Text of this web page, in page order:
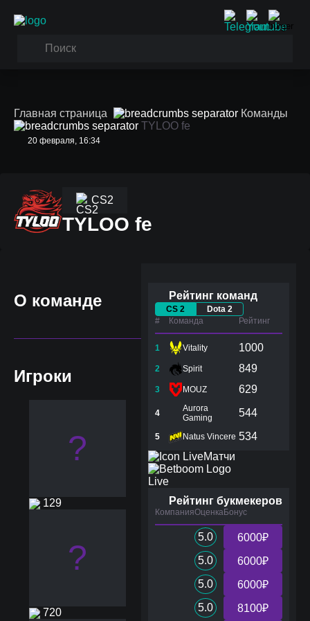
Главная страница
Команды
TYLOO fe
20 февраля, 16:34
CS2
TYLOO fe
О команде
Игроки
?
129
?
720
Рейтинг команд
CS 2
Dota 2
#
Команда Рейтинг
1 Vitality 1000
2 Spirit 849
3 MOUZ 629
4
Aurora
Gaming
544
5 Natus Vincere 534
Матчи
Live
Рейтинг букмекеров
КомпанияОценкаБонус
5.0
6000₽
5.0
6000₽
5.0
6000₽
5.0
8100₽